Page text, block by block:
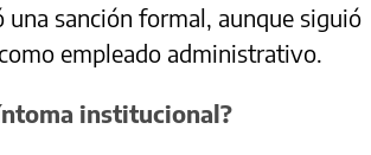
sanción formal, aunque siguió
empleado administrativo.
institucional?